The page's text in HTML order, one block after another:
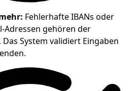
Fehlerhafte IBANs oder
Adressen gehören der
System validiert Eingaben